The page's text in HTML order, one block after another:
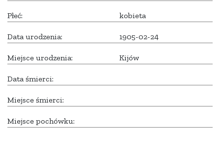
Płeć: kobieta
Data urodzenia: 1905-02-24
Miejsce urodzenia: Kijów
Data śmierci:
Miejsce śmierci:
Miejsce pochówku: